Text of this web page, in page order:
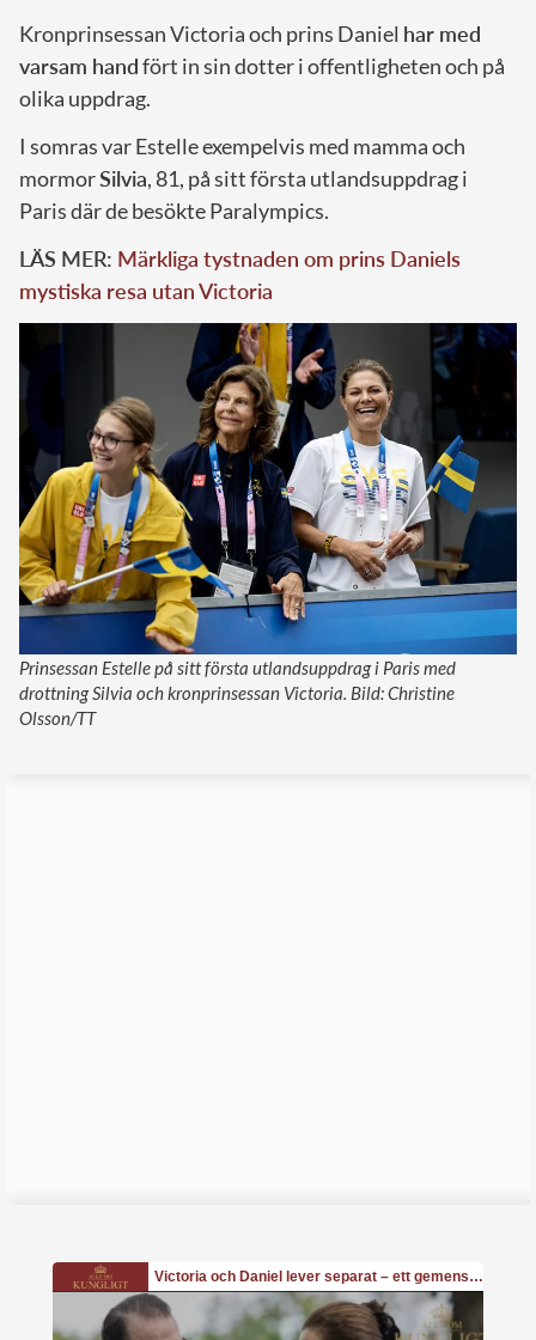
Kronprinsessan Victoria och prins Daniel har med
varsam handfört in sin dotter i offentligheten och på
olika uppdrag.
I somras var Estelle exempelvis med mamma och
mormorSilvia, 81, på sitt första utlandsuppdrag i
Paris där de besökte Paralympics.
LÄS MER: Märkliga tystnaden om prins Daniels
mystiska resa utan Victoria
Prinsessan Estelle på sitt första utlandsuppdrag i Paris med
drottning Silvia och kronprinsessan Victoria. Bild: Christine
Olsson/TT